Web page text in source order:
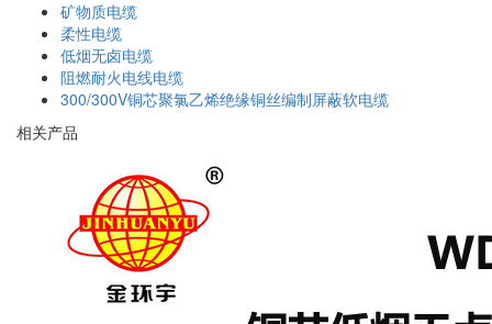
矿物质电缆
柔性电缆
低烟无卤电缆
阻燃耐火电线电缆
300/300V铜芯聚氯乙烯绝缘铜丝编制屏蔽软电缆
相关产品